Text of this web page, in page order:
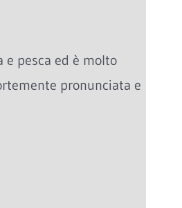
e pesca ed è molto
pronunciata e